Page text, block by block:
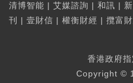
清博智能 | 艾媒諮詢 | 和訊 |
刊
| 壹財信 | 權衡財經 | 攬富
香港政府
Copyright ©